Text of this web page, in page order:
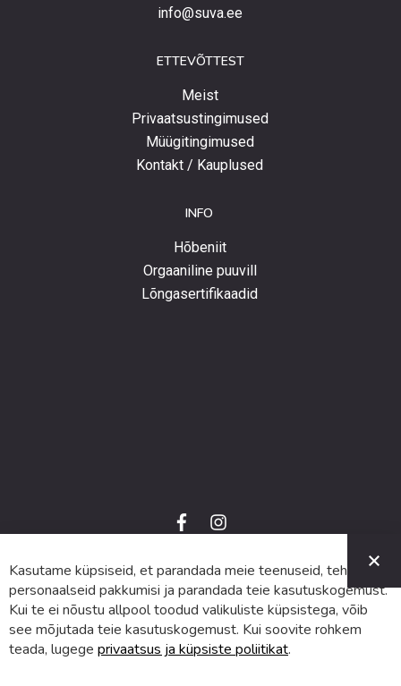
info@suva.ee
ETTEVÕTTEST
Meist
Privaatsustingimused
Müügitingimused
Kontakt / Kauplused
INFO
Hõbeniit
Orgaaniline puuvill
Lõngasertifikaadid
f
a
e
b
o
o
k
i
n
t
a
g
r
a
m
© 2024 SUVA. Kõik õigused kaitstud.
Kasutame küpsiseid, et parandada meie teenuseid, teha
personaalseid pakkumisi ja parandada teie kasutuskogemust.
Kui te ei nõustu allpool toodud valikuliste küpsistega, võib
see mõjutada teie kasutuskogemust. Kui soovite rohkem
teada, lugege privaatsus ja küpsiste poliitikat.